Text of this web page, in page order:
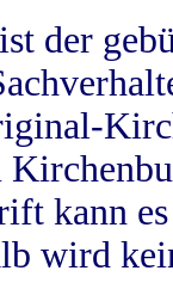
der
kann
wird